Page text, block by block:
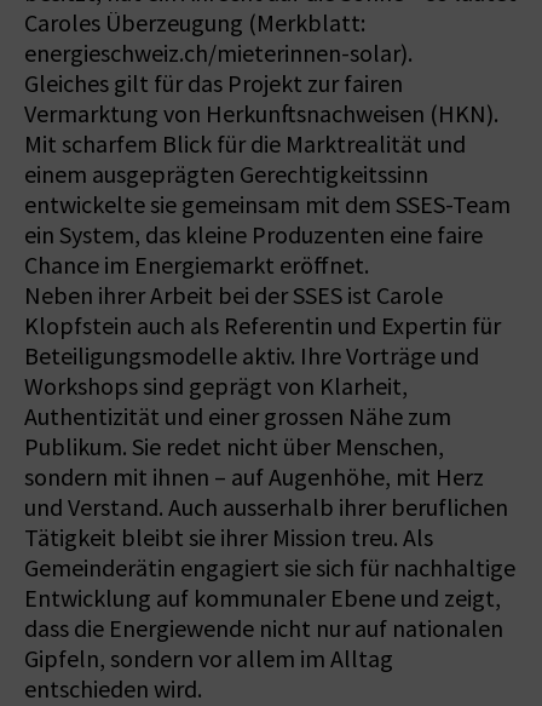
Caroles Überzeugung (Merkblatt:
energieschweiz.ch/mieterinnen-solar).
Gleiches gilt für das Projekt zur fairen
Vermarktung von Herkunftsnachweisen (HKN).
Mit scharfem Blick für die Marktrealität und
einem ausgeprägten Gerechtigkeitssinn
entwickelte sie gemeinsam mit dem SSES-Team
ein System, das kleine Produzenten eine faire
Chance im Energiemarkt eröffnet.
Neben ihrer Arbeit bei der SSES ist Carole
Klopfstein auch als Referentin und Expertin für
Beteiligungsmodelle aktiv. Ihre Vorträge und
Workshops sind geprägt von Klarheit,
Authentizität und einer grossen Nähe zum
Publikum. Sie redet nicht über Menschen,
sondern mit ihnen – auf Augenhöhe, mit Herz
und Verstand. Auch ausserhalb ihrer beruflichen
Tätigkeit bleibt sie ihrer Mission treu. Als
Gemeinderätin engagiert sie sich für nachhaltige
Entwicklung auf kommunaler Ebene und zeigt,
dass die Energiewende nicht nur auf nationalen
Gipfeln, sondern vor allem im Alltag
entschieden wird.